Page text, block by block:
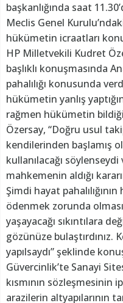
başkanlığında saat
Meclis Genel
hükümetin icraatları
HP Milletvekili Kudret
başlıklı konuşmasında
pahalılığı konusunda
hükümetin yanlış
rağmen hükümetin
Özersay, “Doğru usul
kendilerinden başlamış
kullanılacağı
mahkemenin aldığı
Şimdi hayat
ödenmek zorunda
yaşayacağı sıkıntılara
gözünüze bulaştırdınız.
yapılsaydı” şeklinde
Güvercinlik’te Sanayi
kısmının sözleşmesinin
arazilerin altyapılarının